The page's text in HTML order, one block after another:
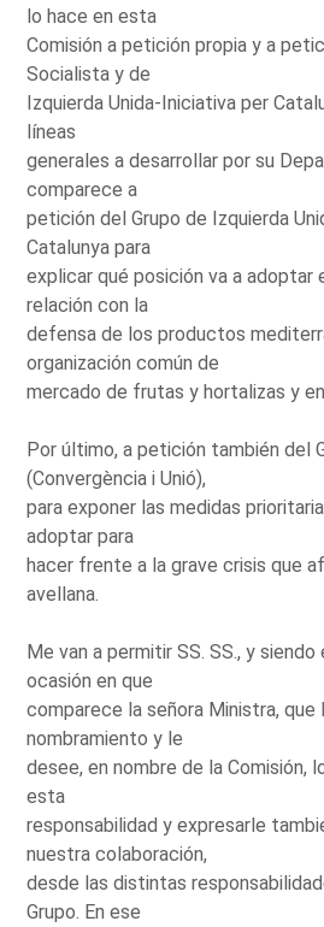
lo hace en esta
Comisión a petición propia y a
Socialista y de
Izquierda Unida-Iniciativa per
líneas
generales a desarrollar por su
comparece a
petición del Grupo de Izquierda
Catalunya para
explicar qué posición va a adoptar
relación con la
defensa de los productos
organización común de
mercado de frutas y hortalizas y
Por último, a petición también del
(Convergència i Unió),
para exponer las medidas
adoptar para
hacer frente a la grave crisis que
avellana.
Me van a permitir SS. SS., y
ocasión en que
comparece la señora Ministra,
nombramiento y le
desee, en nombre de la Comisión,
esta
responsabilidad y expresarle
nuestra colaboración,
desde las distintas
Grupo. En ese